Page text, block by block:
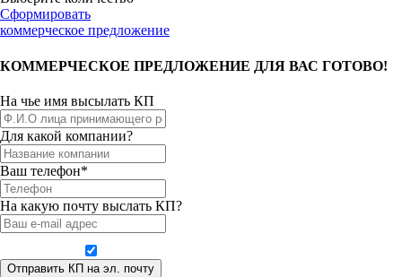
Сформировать
коммерческое предложение
КОММЕРЧЕСКОЕ ПРЕДЛОЖЕНИЕ ДЛЯ ВАС ГОТОВО!
На чье имя высылать КП
Для какой компании?
Ваш телефон*
На какую почту выслать КП?